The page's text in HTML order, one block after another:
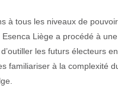
à tous les niveaux de
Esenca Liège a procédé à
les futurs électeurs
familiariser à la complexité